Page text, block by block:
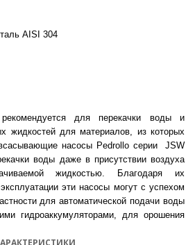
AISI 304
для перекачки воды и
жидкостей для материалов, из которых
насосы Pedrollo серии JSW
воды даже в присутствии воздуха
жидкостью. Благодаря их
эти насосы могут с успехом
для автоматической подачи воды
гидроаккумуляторами, для орошения